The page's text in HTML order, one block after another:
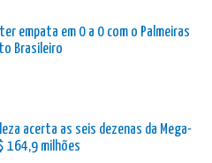
empata em 0 a 0 com o Palmeiras
Brasileiro
acerta as seis dezenas da Mega-
164,9 milhões